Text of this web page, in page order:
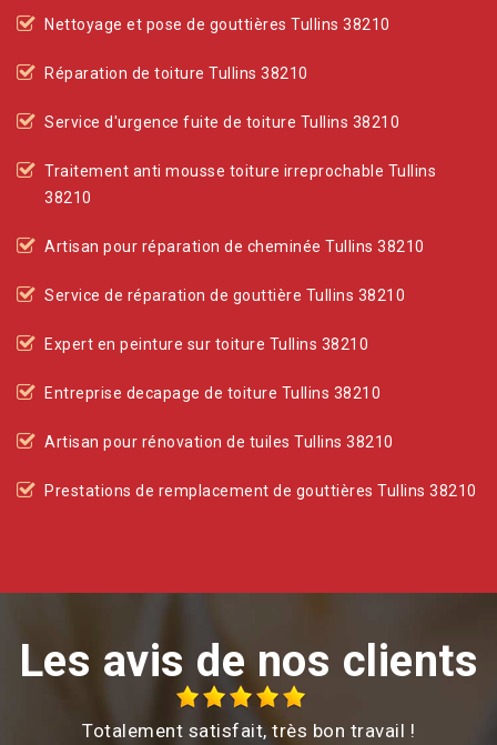
Nettoyage et pose de gouttières Tullins 38210
Réparation de toiture Tullins 38210
Service d'urgence fuite de toiture Tullins 38210
Traitement anti mousse toiture irreprochable Tullins
38210
Artisan pour réparation de cheminée Tullins 38210
Service de réparation de gouttière Tullins 38210
Expert en peinture sur toiture Tullins 38210
Entreprise decapage de toiture Tullins 38210
Artisan pour rénovation de tuiles Tullins 38210
Prestations de remplacement de gouttières Tullins 38210
Les avis de nos clients
Totalement satisfait, très bon travail !